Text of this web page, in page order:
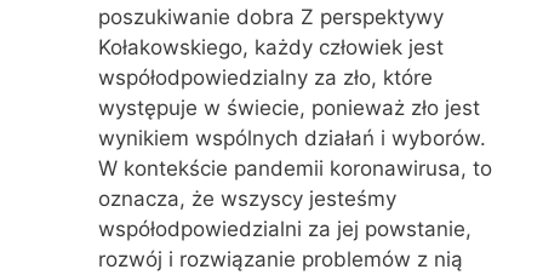
poszukiwanie dobra Z perspektywy
Kołakowskiego, każdy człowiek jest
współodpowiedzialny za zło, które
występuje w świecie, ponieważ zło jest
wynikiem wspólnych działań i wyborów.
W kontekście pandemii koronawirusa, to
oznacza, że wszyscy jesteśmy
współodpowiedzialni za jej powstanie,
rozwój i rozwiązanie problemów z nią